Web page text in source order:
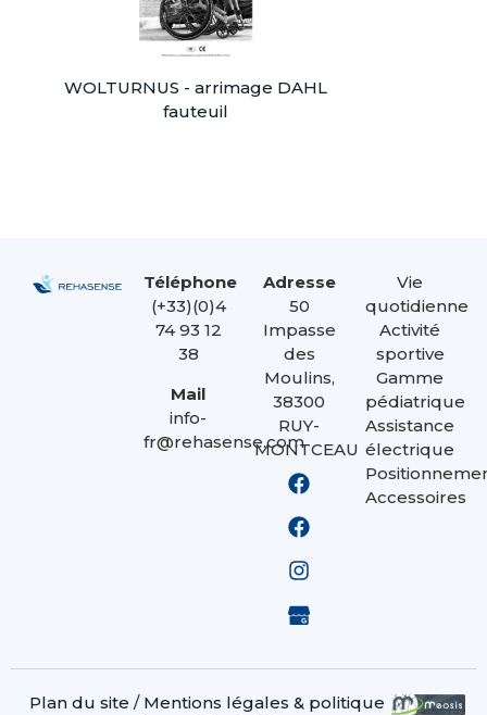
WOLTURNUS - arrimage DAHL
fauteuil
Téléphone
(+33)(0)4
74 93 12
38
Mail
info-
fr@rehasense.com
Adresse
50
Impasse
des
Moulins,
38300
RUY-
MONTCEAU
Vie
quotidienne
Activité
sportive
Gamme
pédiatrique
Assistance
électrique
Accessoires
Plan du site / Mentions légales & politique